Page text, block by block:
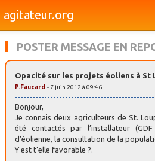
agitateur.org
Bourges & le Cher
Société
Culture
Médias
Dossiers
POSTER MESSAGE EN
Opacité sur les projets éoliens à St
P.Faucard - 7 juin 2012 à 09:46
Bonjour,
Je connais deux agriculteurs de St.
été contactés par l’installateur
d’éolienne, la consultation de la
Y est t’elle favorable ?.